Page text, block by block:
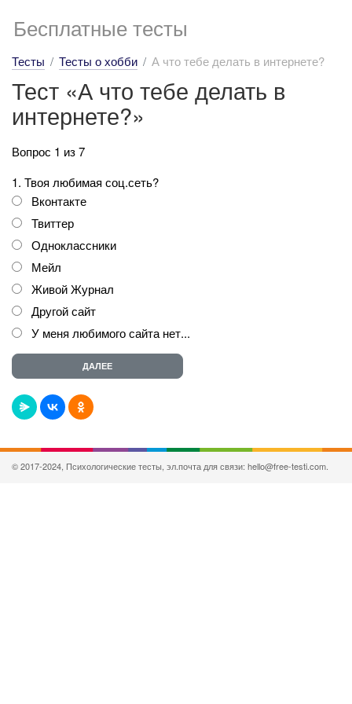
Бесплатные тесты
Тесты Тесты о хобби А что тебе делать в интернете?
Тест «А что тебе делать в
интернете?»
Вопрос 1 из 7
1. Твоя любимая соц.сеть?
Вконтакте
Твиттер
Одноклассники
Мейл
Живой Журнал
Другой сайт
У меня любимого сайта нет...
© 2017-2024, Психологические тесты, эл.почта для связи: hello@free-testi.com.